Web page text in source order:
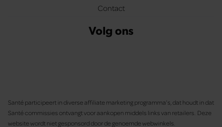
Contact
Volg ons
Santé participeert in diverse affiliate marketing programma’s, dat houdt in dat
Santé commissies ontvangt voor aankopen middels links van retailers. Deze
website wordt niet gesponsord door de genoemde webwinkels.